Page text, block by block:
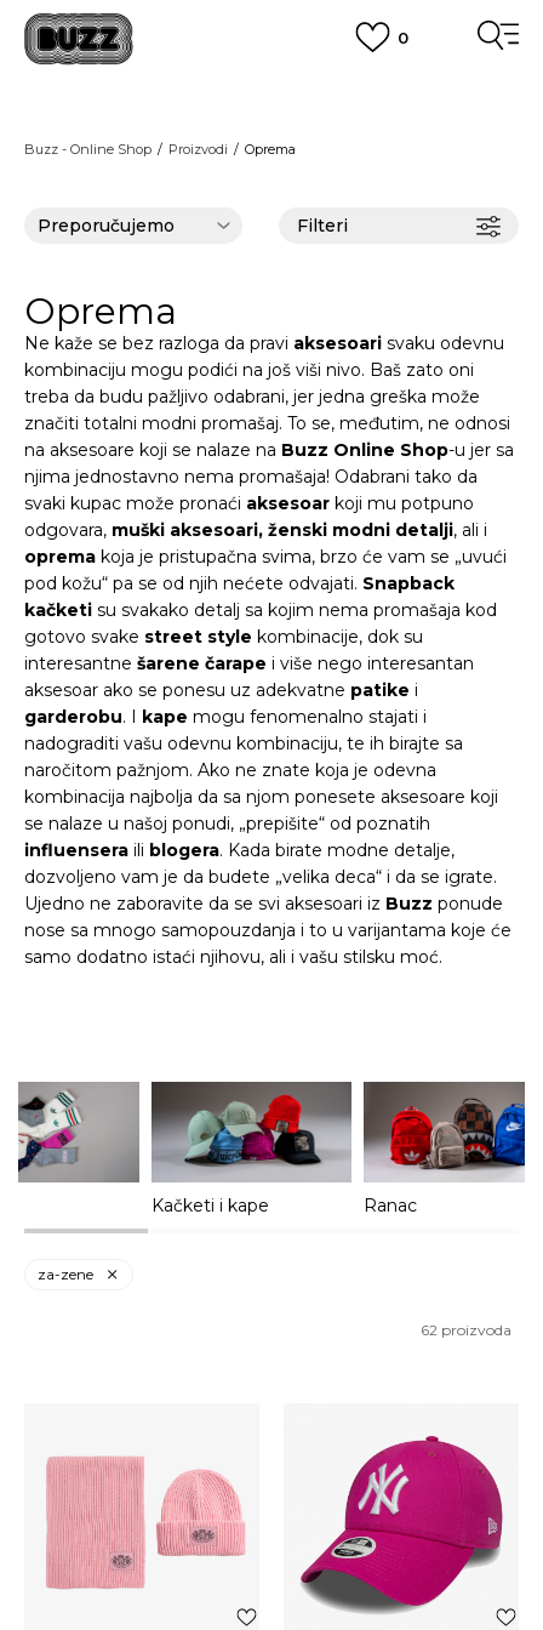
0
POGLEDAJ VIŠE
Buzz - Online Shop Proizvodi Oprema
Filteri
Oprema
Ne kaže se bez razloga da pravi aksesoari svaku odevnu
kombinaciju mogu podići na još viši nivo. Baš zato oni
treba da budu pažljivo odabrani, jer jedna greška može
značiti totalni modni promašaj. To se, međutim, ne odnosi
na aksesoare koji se nalaze na Buzz Online Shop-u jer sa
njima jednostavno nema promašaja! Odabrani tako da
svaki kupac može pronaći aksesoar koji mu potpuno
odgovara, muški aksesoari, ženski modni detalji, ali i
oprema koja je pristupačna svima, brzo će vam se „uvući
pod kožu“ pa se od njih nećete odvajati. Snapback
kačketi su svakako detalj sa kojim nema promašaja kod
gotovo svake street style kombinacije, dok su
interesantne šarene čarape i više nego interesantan
aksesoar ako se ponesu uz adekvatne patike i
garderobu. I kape mogu fenomenalno stajati i
nadograditi vašu odevnu kombinaciju, te ih birajte sa
naročitom pažnjom. Ako ne znate koja je odevna
kombinacija najbolja da sa njom ponesete aksesoare koji
se nalaze u našoj ponudi, „prepišite“ od poznatih
influensera ili blogera. Kada birate modne detalje,
dozvoljeno vam je da budete „velika deca“ i da se igrate.
Ujedno ne zaboravite da se svi aksesoari iz Buzz ponude
nose sa mnogo samopouzdanja i to u varijantama koje će
samo dodatno istaći njihovu, ali i vašu stilsku moć.
Kačketi i kape Ranac
za-zene
62 proizvoda